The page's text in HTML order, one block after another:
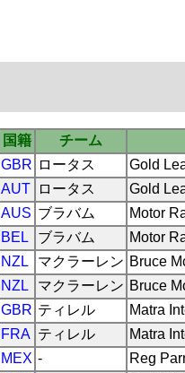
国籍
チーム
GBR ロータス
Gold
AUT ロータス
Gold
AUS ブラバム
Motor
BEL ブラバム
Motor
NZL マクラーレン Bruce
NZL マクラーレン Bruce
GBR ティレル
Matra
FRA ティレル
Matra
MEX -
Reg